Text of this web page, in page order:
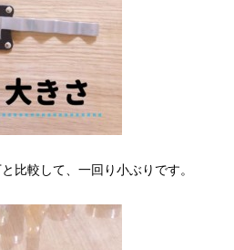
比較して、一回り小ぶりです。